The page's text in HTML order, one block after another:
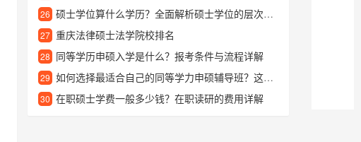
26 硕士学位算什么学历？全面解析硕士学位的层次与含金量
27 重庆法律硕士法学院校排名
28 同等学历申硕入学是什么？报考条件与流程详解
29 如何选择最适合自己的同等学力申硕辅导班？这份指南告诉你答案
30 在职硕士学费一般多少钱？在职读研的费用详解